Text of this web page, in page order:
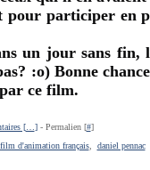
participer en
un jour sans fin,
:o) Bonne
ce film.
[… ]- Permalien [#]
film d'animation français, daniel pennac